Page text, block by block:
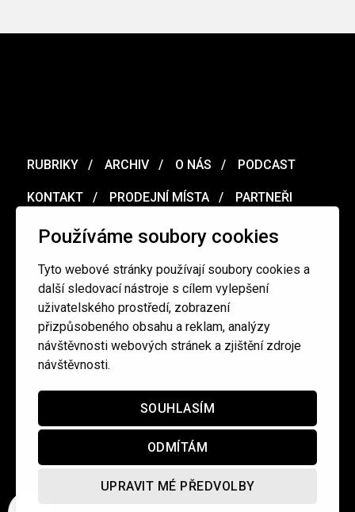
Používáme soubory cookies
Tyto webové stránky používají soubory cookies a
další sledovací nástroje s cílem vylepšení
uživatelského prostředí, zobrazení
přizpůsobeného obsahu a reklam, analýzy
návštěvnosti webových stránek a zjištění zdroje
návštěvnosti.
SOUHLASÍM
ODMÍTÁM
UPRAVIT MÉ PŘEDVOLBY
RUBRIKY ARCHIV O NÁS PODCAST
KONTAKT PRODEJNÍ MÍSTA PARTNEŘI
MERCH VOUCHER
Ochrana osobních údajů / Obchodní podmínky
redakce@cinepur.cz